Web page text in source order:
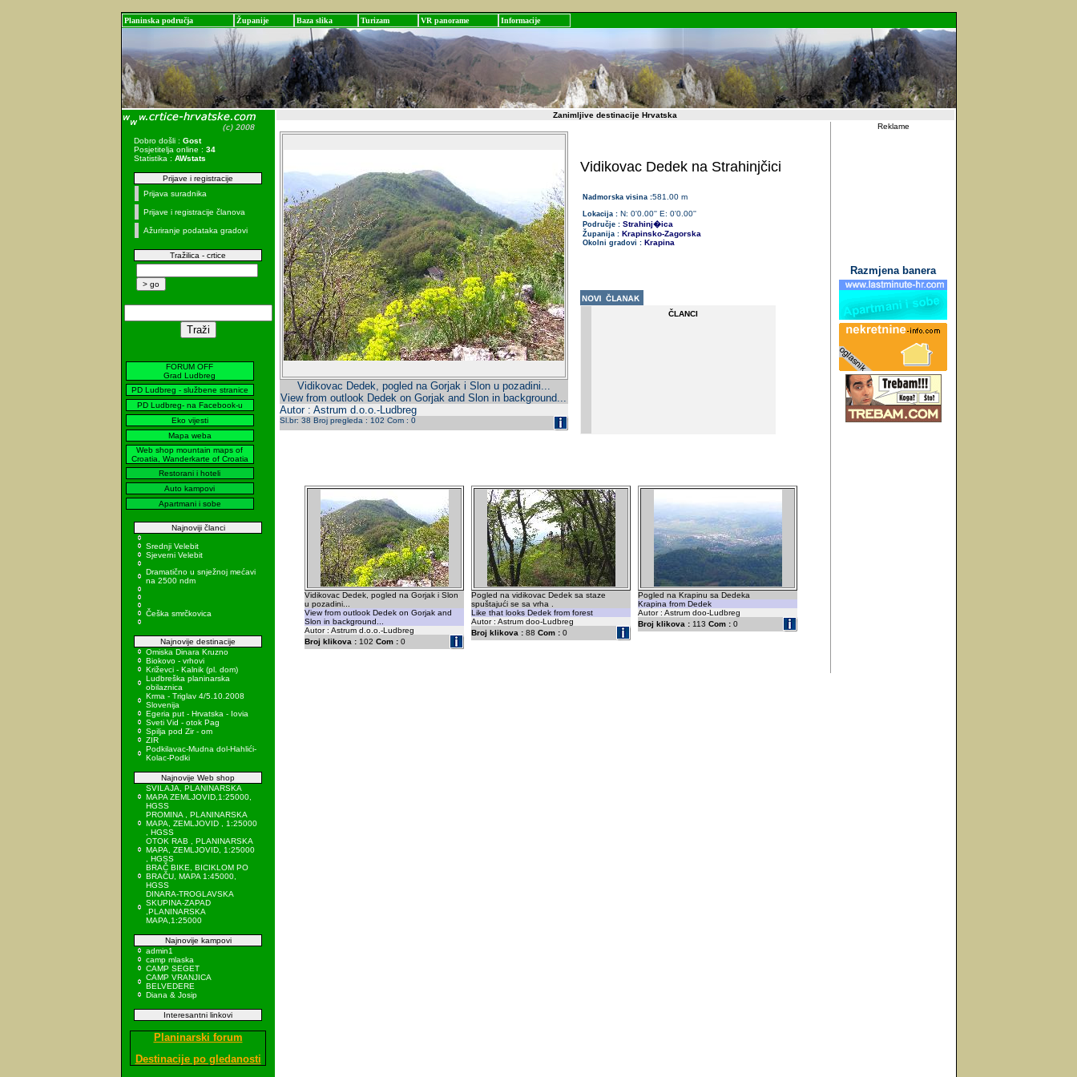
Planinska područja Županije Baza slika Turizam VR panorame Informacije
Dobro došli : Gost
Posjetitelja online : 34
Statistika : AWstats
Prijave i registracije
Prijava suradnika
Prijave i registracije članova
Ažuriranje podataka gradovi
Tražilica - crtice
FORUM OFF
Grad Ludbreg
PD Ludbreg - službene stranice
PD Ludbreg- na Facebook-u
Eko vijesti
Mapa weba
Web shop mountain maps of
Croatia, Wanderkarte of Croatia
Restorani i hoteli
Auto kampovi
Apartmani i sobe
Najnoviji članci
Srednji Velebit
Sjeverni Velebit
Dramatično u snježnoj mećavi
na 2500 ndm
Češka smrčkovica
Najnovije destinacije
Omiska Dinara Kruzno
Biokovo - vrhovi
Križevci - Kalnik (pl. dom)
Ludbreška planinarska
obilaznica
Krma - Triglav 4/5.10.2008
Slovenija
Egeria put - Hrvatska - Iovia
Sveti Vid - otok Pag
Spilja pod Zir - om
ZIR
Podkilavac-Mudna dol-Hahlići-
Kolac-Podki
Najnovije Web shop
SVILAJA, PLANINARSKA
MAPA ZEMLJOVID,1:25000,
HGSS
PROMINA , PLANINARSKA
MAPA, ZEMLJOVID , 1:25000
, HGSS
OTOK RAB , PLANINARSKA
MAPA, ZEMLJOVID, 1:25000
, HGSS
BRAČ BIKE, BICIKLOM PO
BRAČU, MAPA 1:45000,
HGSS
DINARA-TROGLAVSKA
SKUPINA-ZAPAD
,PLANINARSKA
MAPA,1:25000
Najnovije kampovi
admin1
camp mlaska
CAMP SEGET
CAMP VRANJICA
BELVEDERE
Diana & Josip
Interesantni linkovi
Planinarski forum
Destinacije po gledanosti
Zanimljive destinacije Hrvatska
Vidikovac Dedek, pogled na Gorjak i Slon u pozadini...
View from outlook Dedek on Gorjak and Slon in background...
Autor : Astrum d.o.o.-Ludbreg
Sl.br: 38 Broj pregleda : 102 Com : 0
Vidikovac Dedek na Strahinjčici
Nadmorska visina :581.00 m
Lokacija : N: 0'0.00'' E: 0'0.00''
Područje :Strahinj�ica
Županija : Krapinsko-Zagorska
Okolni gradovi : Krapina
ČLANCI
Vidikovac Dedek, pogled na Gorjak i Slon
u pozadini...
View from outlook Dedek on Gorjak and
Slon in background...
Autor : Astrum d.o.o.-Ludbreg
Broj klikova : 102 Com : 0
Pogled na vidikovac Dedek sa staze
spuštajući se sa vrha .
Like that looks Dedek from forest
Autor : Astrum doo-Ludbreg
Broj klikova : 88 Com : 0
Pogled na Krapinu sa Dedeka
Krapina from Dedek
Autor : Astrum doo-Ludbreg
Broj klikova : 113 Com : 0
Reklame
Razmjena banera